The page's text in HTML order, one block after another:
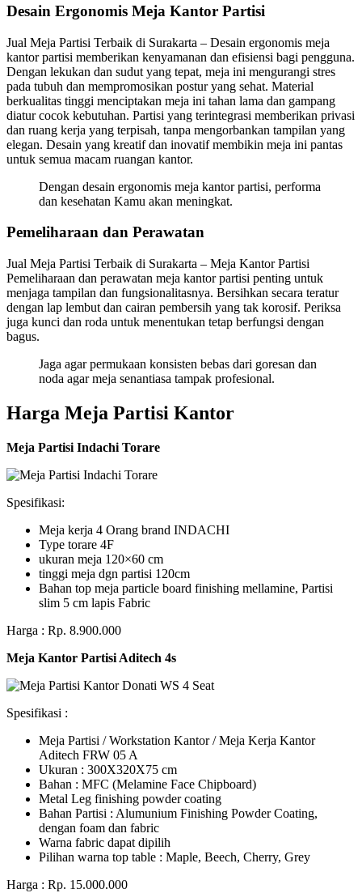
Desain Ergonomis Meja Kantor Partisi
Jual Meja Partisi Terbaik di Surakarta – Desain ergonomis meja
kantor partisi memberikan kenyamanan dan efisiensi bagi pengguna.
Dengan lekukan dan sudut yang tepat, meja ini mengurangi stres
pada tubuh dan mempromosikan postur yang sehat. Material
berkualitas tinggi menciptakan meja ini tahan lama dan gampang
diatur cocok kebutuhan. Partisi yang terintegrasi memberikan privasi
dan ruang kerja yang terpisah, tanpa mengorbankan tampilan yang
elegan. Desain yang kreatif dan inovatif membikin meja ini pantas
untuk semua macam ruangan kantor.
Dengan desain ergonomis meja kantor partisi, performa
dan kesehatan Kamu akan meningkat.
Pemeliharaan dan Perawatan
Jual Meja Partisi Terbaik di Surakarta – Meja Kantor Partisi
Pemeliharaan dan perawatan meja kantor partisi penting untuk
menjaga tampilan dan fungsionalitasnya. Bersihkan secara teratur
dengan lap lembut dan cairan pembersih yang tak korosif. Periksa
juga kunci dan roda untuk menentukan tetap berfungsi dengan
bagus.
Jaga agar permukaan konsisten bebas dari goresan dan
noda agar meja senantiasa tampak profesional.
Harga Meja Partisi Kantor
Meja Partisi Indachi Torare
Spesifikasi:
Meja kerja 4 Orang brand INDACHI
Type torare 4F
ukuran meja 120×60 cm
tinggi meja dgn partisi 120cm
Bahan top meja particle board finishing mellamine, Partisi
slim 5 cm lapis Fabric
Harga : Rp. 8.900.000
Meja Kantor Partisi Aditech 4s
Spesifikasi :
Meja Partisi / Workstation Kantor / Meja Kerja Kantor
Aditech FRW 05 A
Ukuran : 300X320X75 cm
Bahan : MFC (Melamine Face Chipboard)
Metal Leg finishing powder coating
Bahan Partisi : Alumunium Finishing Powder Coating,
dengan foam dan fabric
Warna fabric dapat dipilih
Pilihan warna top table : Maple, Beech, Cherry, Grey
Harga : Rp. 15.000.000